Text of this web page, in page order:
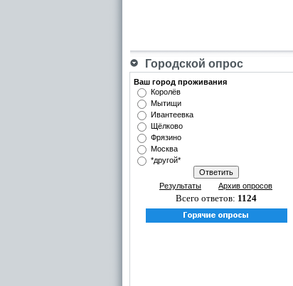
Городской опрос
Ваш город проживания
Королёв
Мытищи
Ивантеевка
Щёлково
Фрязино
Москва
*другой*
Результаты Архив опросов
Всего ответов: 1124